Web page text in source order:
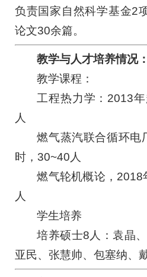
负责国家自然科学基金2
论文30余篇。
教学与人才培养情况：
教学课程：
工程热力学：2013
人
燃气蒸汽联合循环电
时，30~40人
燃气轮机概论，
人
学生培养
培养硕士8人：袁晶
亚民、张慧帅、包塞纳、